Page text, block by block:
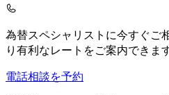
為替スペシャリストに今すぐご
り有利なレートをご案内できます
電話相談を予約